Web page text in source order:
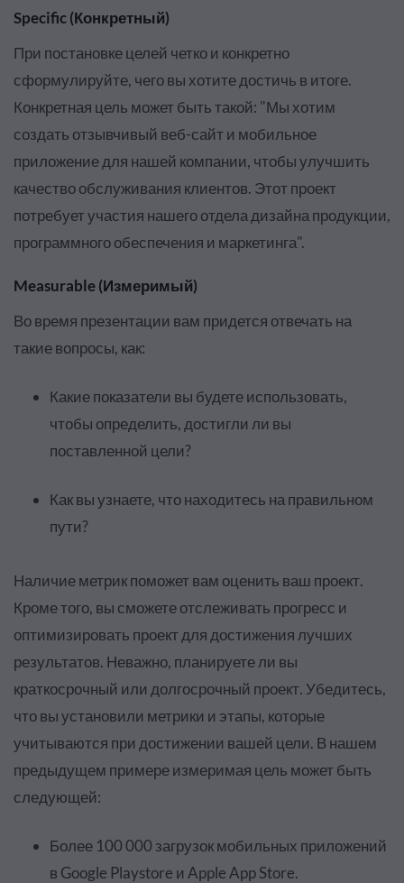
Specific (Конкретный)
При постановке целей четко и конкретно
сформулируйте, чего вы хотите достичь в итоге.
Конкретная цель может быть такой: "Мы хотим
создать отзывчивый веб-сайт и мобильное
приложение для нашей компании, чтобы улучшить
качество обслуживания клиентов. Этот проект
потребует участия нашего отдела дизайна продукции,
программного обеспечения и маркетинга".
Measurable(Измеримый)
Во время презентации вам придется отвечать на
такие вопросы, как:
Какие показатели вы будете использовать,
чтобы определить, достигли ли вы
поставленной цели?
Как вы узнаете, что находитесь на правильном
пути?
Наличие метрик поможет вам оценить ваш проект.
Кроме того, вы сможете отслеживать прогресс и
оптимизировать проект для достижения лучших
результатов. Неважно, планируете ли вы
краткосрочный или долгосрочный проект. Убедитесь,
что вы установили метрики и этапы, которые
учитываются при достижении вашей цели. В нашем
предыдущем примере измеримая цель может быть
следующей:
Более 100 000 загрузок мобильных приложений
в Google Playstore и Apple App Store.